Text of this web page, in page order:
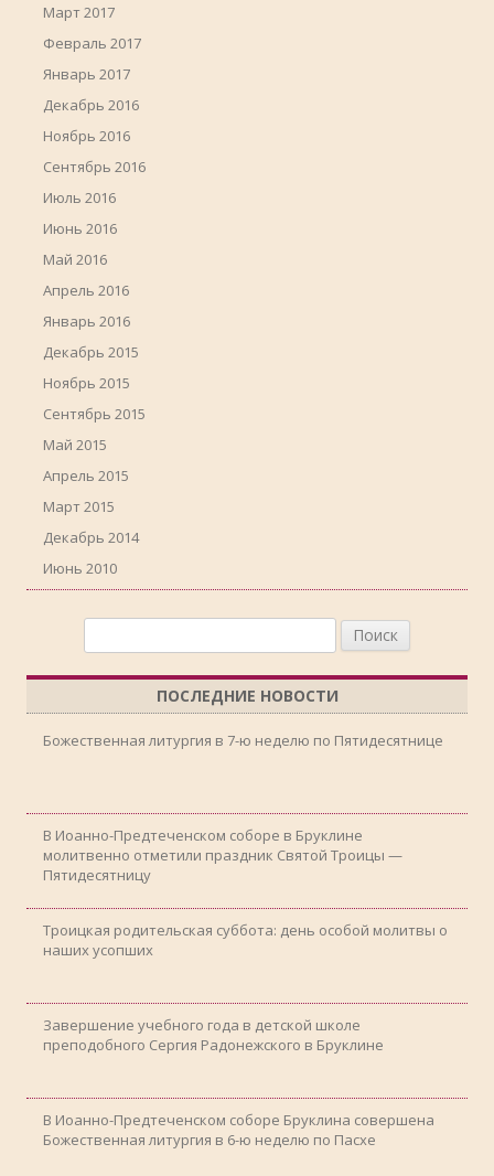
Март 2017
Февраль 2017
Январь 2017
Декабрь 2016
Ноябрь 2016
Сентябрь 2016
Июль 2016
Июнь 2016
Май 2016
Апрель 2016
Январь 2016
Декабрь 2015
Ноябрь 2015
Сентябрь 2015
Май 2015
Апрель 2015
Март 2015
Декабрь 2014
Июнь 2010
ПОСЛЕДНИЕ НОВОСТИ
Божественная литургия в 7-ю неделю по Пятидесятнице
В Иоанно-Предтеченском соборе в Бруклине
молитвенно отметили праздник Святой Троицы —
Пятидесятницу
Троицкая родительская суббота: день особой молитвы о
наших усопших
Завершение учебного года в детской школе
преподобного Сергия Радонежского в Бруклине
В Иоанно-Предтеченском соборе Бруклина совершена
Божественная литургия в 6-ю неделю по Пасхе